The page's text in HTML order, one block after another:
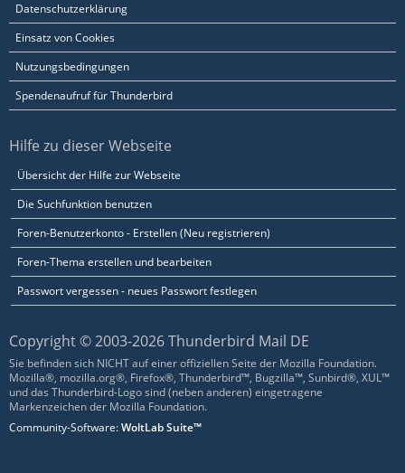
Datenschutzerklärung
Einsatz von Cookies
Nutzungsbedingungen
Spendenaufruf für Thunderbird
Hilfe zu dieser Webseite
Übersicht der Hilfe zur Webseite
Die Suchfunktion benutzen
Foren-Benutzerkonto - Erstellen (Neu registrieren)
Foren-Thema erstellen und bearbeiten
Passwort vergessen - neues Passwort festlegen
Copyright © 2003-2026 Thunderbird Mail DE
Sie befinden sich NICHT auf einer offiziellen Seite der Mozilla Foundation.
Mozilla®, mozilla.org®, Firefox®, Thunderbird™, Bugzilla™, Sunbird®, XUL™
und das Thunderbird-Logo sind (neben anderen) eingetragene
Markenzeichen der Mozilla Foundation.
Community-Software:WoltLab Suite™